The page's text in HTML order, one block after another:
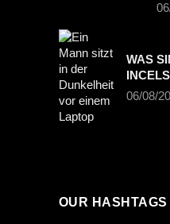
WAS
06/08/
OUR HASHTAGS